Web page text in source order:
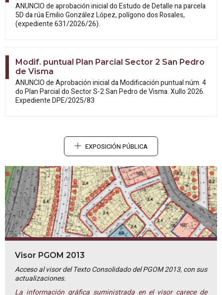
ANUNCIO de aprobación inicial do Estudode Detalle na parcela
5D da rúa Emilio González López, polígono dos Rosales,
(expediente 631/2026/26).
Modif. puntual Plan Parcial Sector 2 San Pedro
de Visma
ANUNCIO de Aprobación inicial daModificación puntual núm. 4
do Plan Parcial do Sector S-2 San Pedro de Visma. Xullo 2026.
Expediente DPE/2025/83
EXPOSICIÓN PÚBLICA
Visor PGOM 2013
Acceso al visor del Texto Consolidado del PGOM 2013, con sus
actualizaciones.
La información gráfica suministrada en el visor carece de